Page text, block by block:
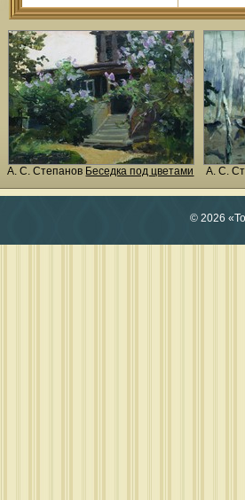
А. С. Степанов Беседка под цветами А. С.
© 2026